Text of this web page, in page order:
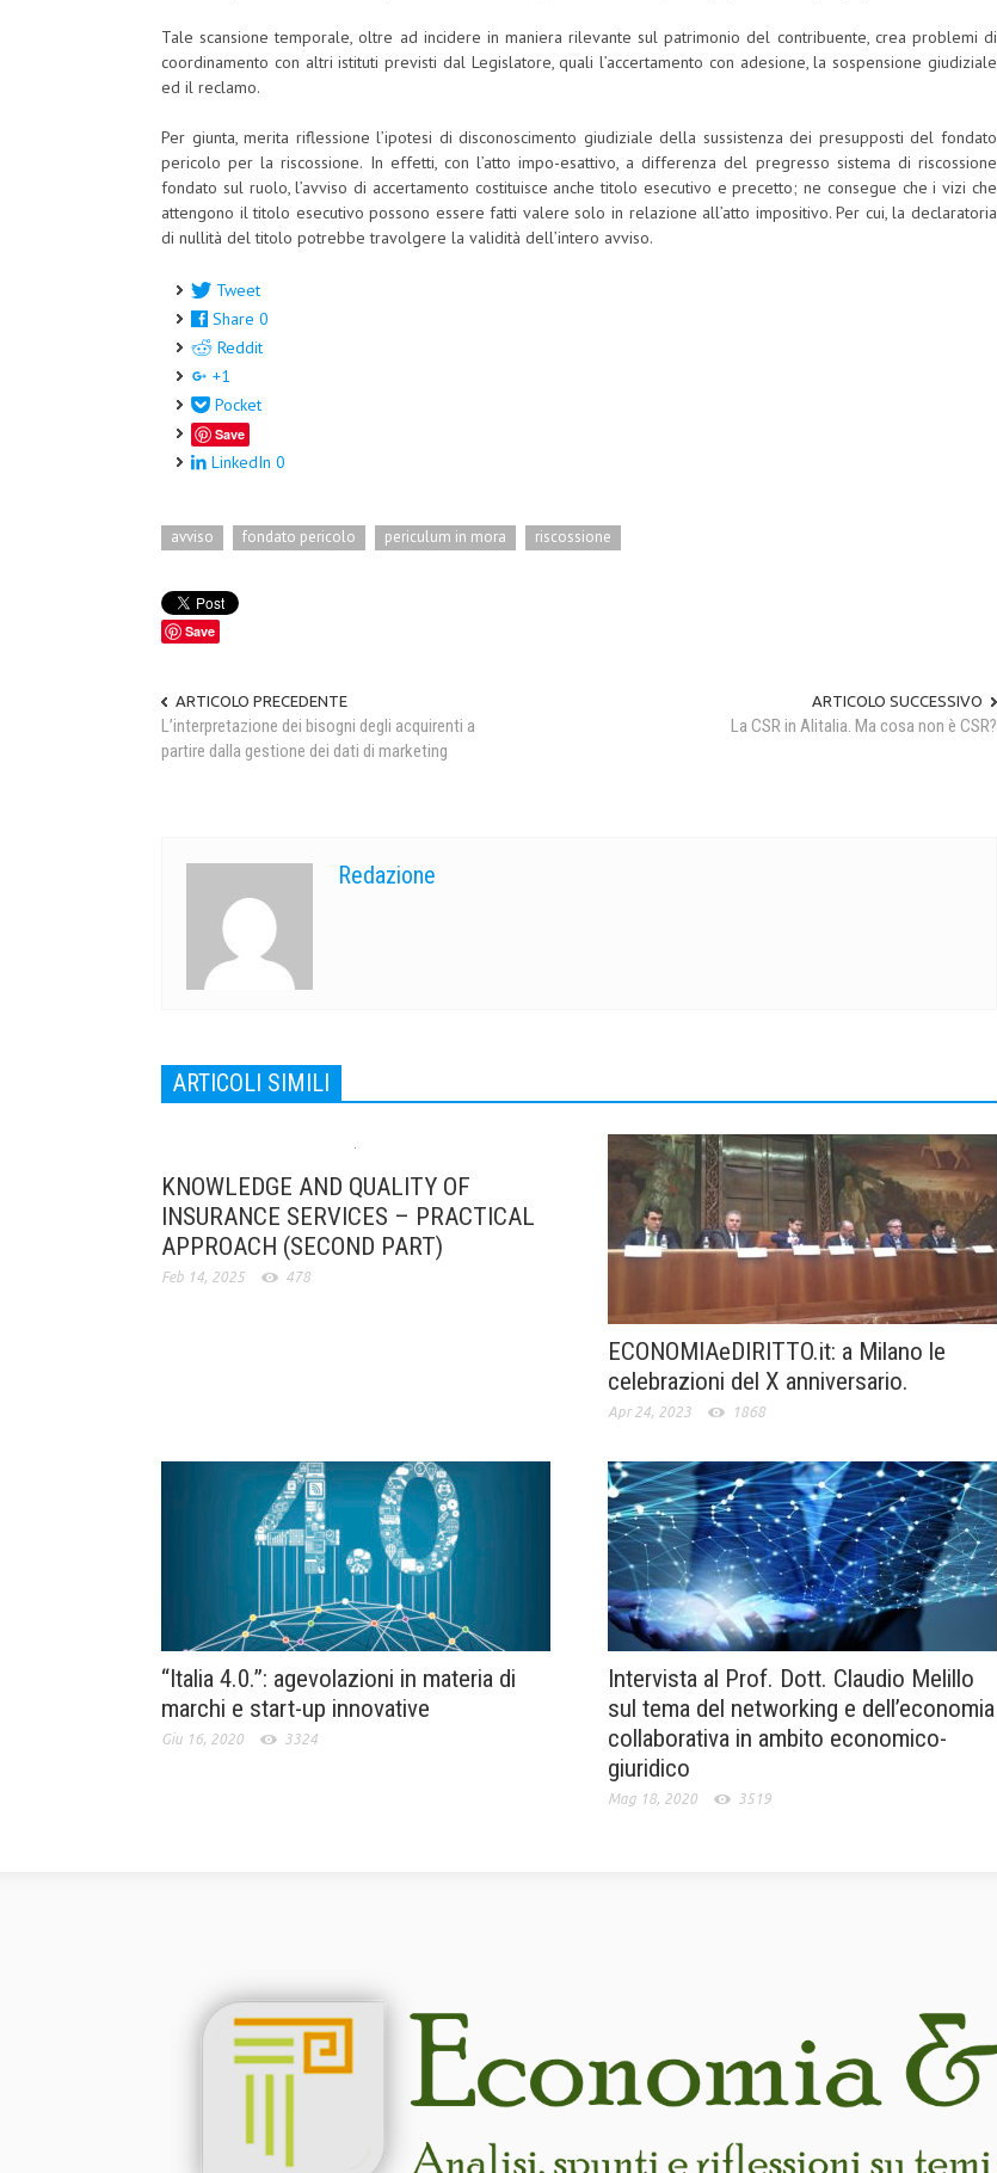
Tale scansione temporale, oltre ad incidere in maniera rilevante sul patrimonio del contribuente, crea problemi di
coordinamento con altri istituti previsti dal Legislatore, quali l’accertamento con adesione, la sospensione giudiziale
ed il reclamo.
Per giunta, merita riflessione l’ipotesi di disconoscimento giudiziale della sussistenza dei presupposti del fondato
pericolo per la riscossione. In effetti, con l’atto impo-esattivo, a differenza del pregresso sistema di riscossione
fondato sul ruolo, l’avviso di accertamento costituisce anche titolo esecutivo e precetto; ne consegue che i vizi che
attengono il titolo esecutivo possono essere fatti valere solo in relazione all’atto impositivo. Per cui, la declaratoria
di nullità del titolo potrebbe travolgere la validità dell’intero avviso.
Tweet
Share 0
Reddit
+1
Pocket
Save
LinkedIn 0
avviso fondato pericolo periculum in mora riscossione
Save
ARTICOLO PRECEDENTE
L’interpretazione dei bisogni degli acquirenti a
partire dalla gestione dei dati di marketing
ARTICOLO SUCCESSIVO
La CSR in Alitalia. Ma cosa non è CSR?
Redazione
ARTICOLI SIMILI
KNOWLEDGE AND QUALITY OF
INSURANCE SERVICES – PRACTICAL
APPROACH (SECOND PART)
Feb 14, 2025 478
ECONOMIAeDIRITTO.it: a Milano le
celebrazioni del X anniversario.
Apr 24, 2023 1868
“Italia 4.0.”: agevolazioni in materia di
marchi e start-up innovative
Giu 16, 2020 3324
Intervista al Prof. Dott. Claudio Melillo
sul tema del networking e dell’economia
collaborativa in ambito economico-
giuridico
Mag 18, 2020 3519